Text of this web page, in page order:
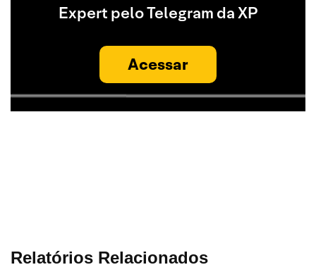
Expert pelo Telegram da XP
Acessar
Relatórios Relacionados